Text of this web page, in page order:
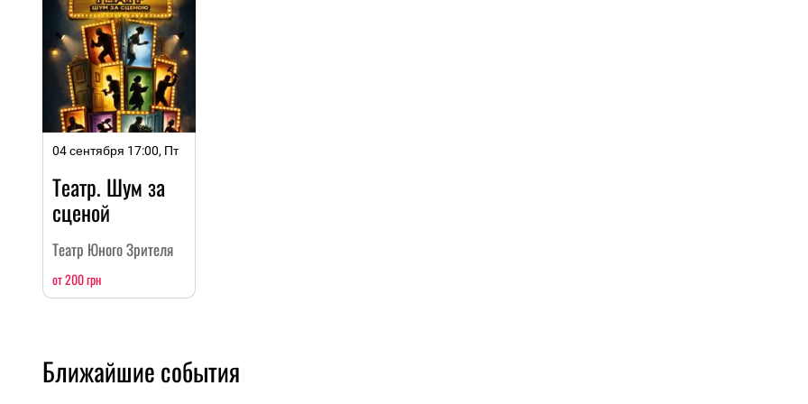
04 сентября 17:00, Пт
Театр. Шум за
сценой
Театр Юного Зрителя
от 200 грн
Ближайшие события